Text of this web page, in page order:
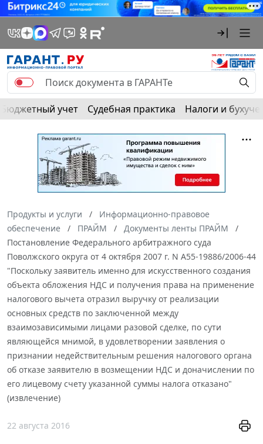
Бюджетный учет Судебная практика Налоги и
Продукты и услуги
Информационно-правовое
обеспечение
ПРАЙМ
Документы ленты ПРАЙМ
Постановление Федерального арбитражного суда
Поволжского округа от 4 октября 2007 г. N А55-19886/2006-44
"Поскольку заявитель именно для искусственного создания
объекта обложения НДС и получения права на применение
налогового вычета отразил выручку от реализации
основных средств по заключенной между
взаимозависимыми лицами разовой сделке, по сути
являющейся мнимой, в удовлетворении заявления о
признании недействительным решения налогового органа
об отказе заявителю в возмещении НДС и доначислении по
его лицевому счету указанной суммы налога отказано"
(извлечение)
22 августа 2016